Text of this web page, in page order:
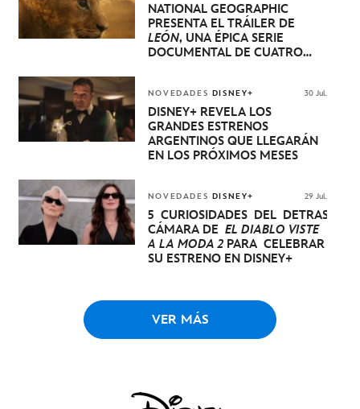
NATIONAL GEOGRAPHIC
PRESENTA EL TRÁILER DE
LEÓN, UNA ÉPICA SERIE
DOCUMENTAL DE CUATRO
DE UN CACHORRO DE LEÓN
HASTA QUE SE CONVIERTE EN
REY
NOVEDADES DISNEY+ 30 Jul.
DISNEY+ REVELA LOS
GRANDES ESTRENOS
ARGENTINOS QUE LLEGARÁN
EN LOS PRÓXIMOS MESES
NOVEDADES DISNEY+ 29 Jul.
5 CURIOSIDADES DEL DETRÁS DE
CÁMARA DE EL DIABLO VISTE
A LA MODA 2PARA CELEBRAR
SU ESTRENO EN DISNEY+
VER MÁS